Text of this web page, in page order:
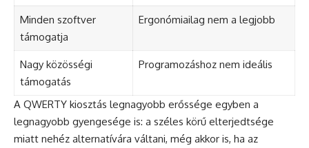
Minden szoftver
támogatja
Ergonómiailag nem a legjobb
Nagy közösségi
támogatás
Programozáshoz nem ideális
A QWERTY kiosztás legnagyobb erőssége egyben a
legnagyobb gyengesége is: a széles körű elterjedtsége
miatt nehéz alternatívára váltani, még akkor is, ha az